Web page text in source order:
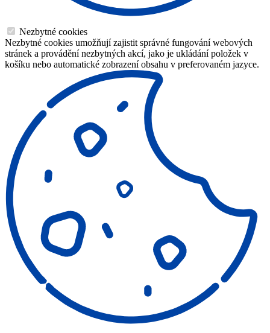
Nezbytné cookies
Nezbytné cookies umožňují zajistit správné fungování webových
stránek a provádění nezbytných akcí, jako je ukládání položek v
košíku nebo automatické zobrazení obsahu v preferovaném jazyce.